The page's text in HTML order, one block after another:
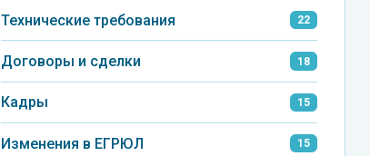
Технические требования 22
Договоры и сделки 18
Кадры 15
Изменения в ЕГРЮЛ 15